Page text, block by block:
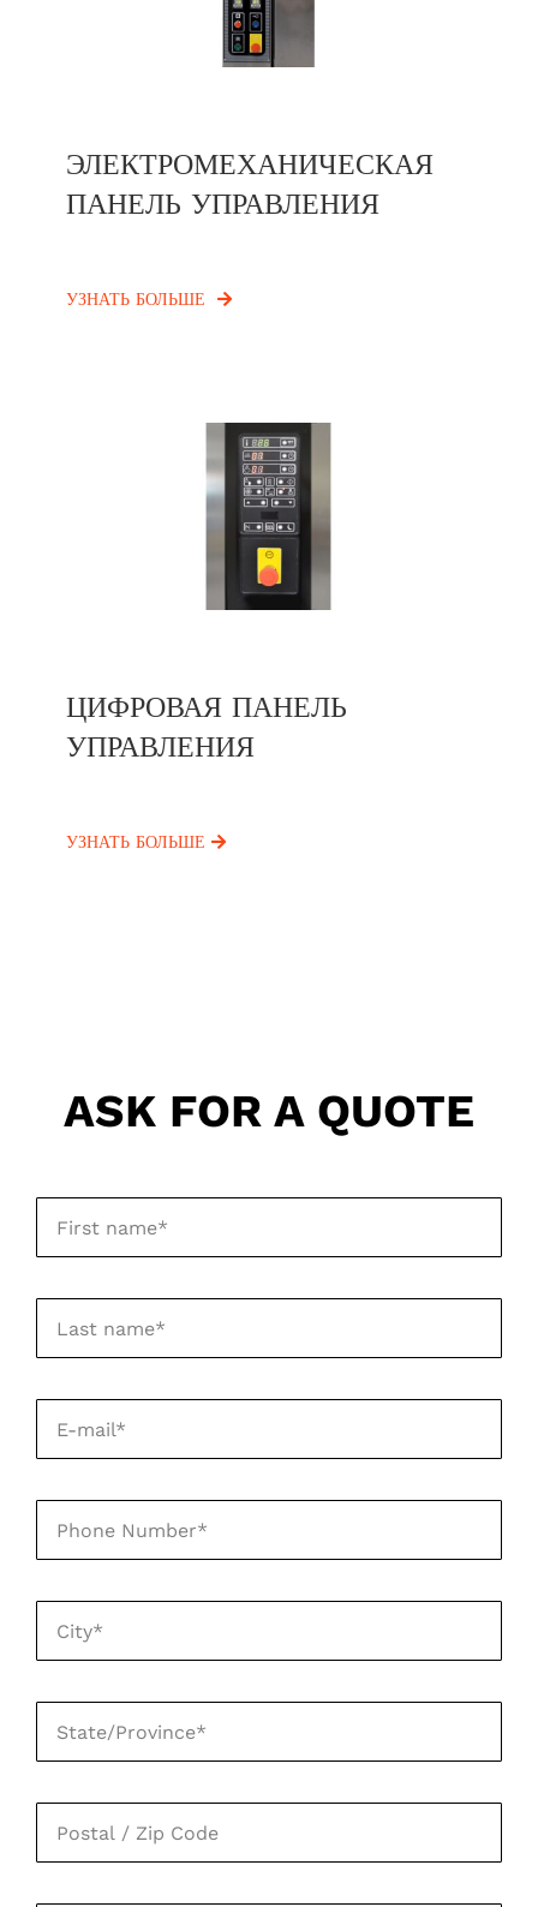
ЭЛЕКТРОМЕХАНИЧЕСКАЯ
ПАНЕЛЬ УПРАВЛЕНИЯ
УЗНАТЬ БОЛЬШЕ
ЦИФРОВАЯ ПАНЕЛЬ
УПРАВЛЕНИЯ
УЗНАТЬ БОЛЬШЕ
ASK FOR A QUOTE